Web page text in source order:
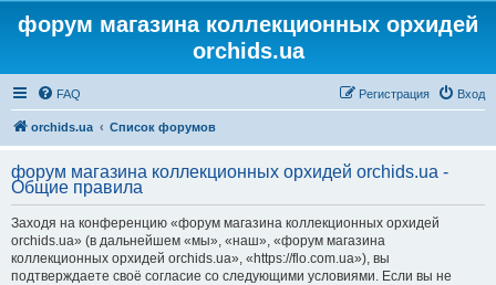
форум магазина коллекционных орхидей
orchids.ua
FAQ Вход
Регистрация
orchids.ua Список форумов
форум магазина коллекционных орхидей orchids.ua -
Общие правила
Заходя на конференцию «форум магазина коллекционных орхидей
orchids.ua» (в дальнейшем «мы», «наш», «форум магазина
коллекционных орхидей orchids.ua», «https://flo.com.ua»), вы
подтверждаете своё согласие со следующими условиями. Если вы не